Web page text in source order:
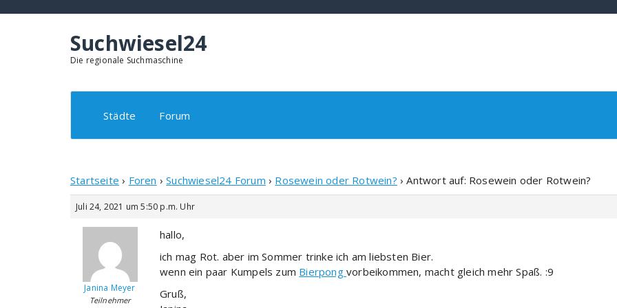
Suchwiesel24
Die regionale Suchmaschine
Städte Forum
Startseite › Foren › Suchwiesel24 Forum › Rosewein oder Rotwein? › Antwort auf: Rosewein oder Rotwein?
Juli 24, 2021 um 5:50 p.m. Uhr
Janina Meyer
Teilnehmer
hallo,
ich mag Rot. aber im Sommer trinke ich am liebsten Bier.
wenn ein paar Kumpels zum Bierpongvorbeikommen, macht gleich mehr Spaß. :9
Gruß,